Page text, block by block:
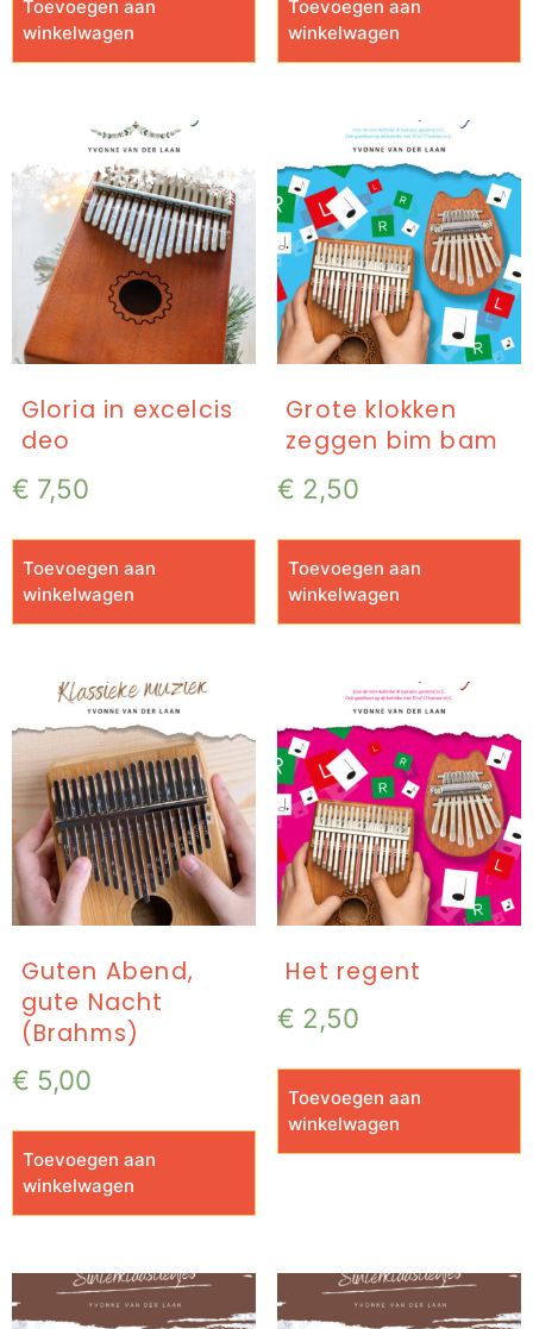
Toevoegen aan
winkelwagen
Toevoegen aan
winkelwagen
Gloria in excelcis
deo
€ 7,50
Toevoegen aan
winkelwagen
Grote klokken
zeggen bim bam
€ 2,50
Toevoegen aan
winkelwagen
Guten Abend,
gute Nacht
(Brahms)
€ 5,00
Toevoegen aan
winkelwagen
Het regent
€ 2,50
Toevoegen aan
winkelwagen